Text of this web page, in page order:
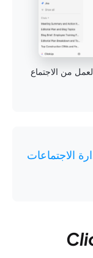
الاجتماعات